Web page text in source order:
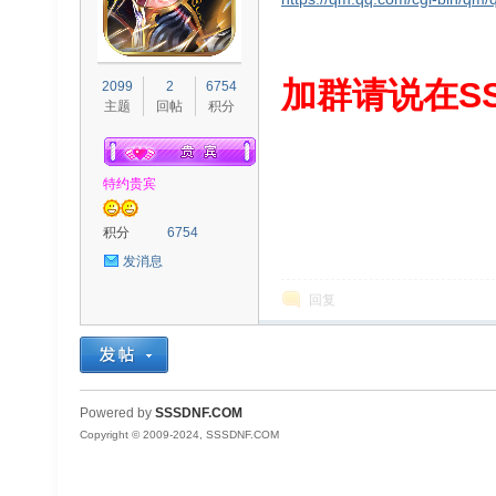
2099
主题
2
回帖
6754
积分
特约贵宾
积分
6754
发消息
加群请说在
回复
Powered by SSSDNF.COM
Copyright © 2009-2024, SSSDNF.COM